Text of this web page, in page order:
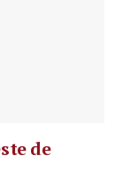
de